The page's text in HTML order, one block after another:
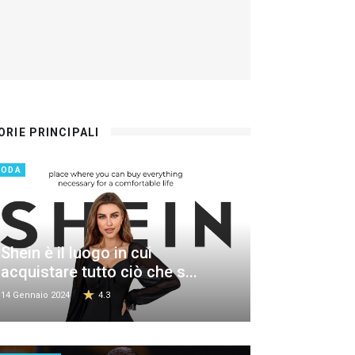
PRINCIPALI
Shein è il luogo in cui
acquistare tutto ciò che s...
14 Gennaio 2024 4.3